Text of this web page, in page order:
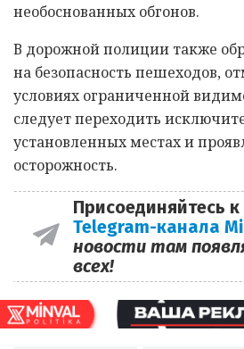
необоснованных обгонов.
В дорожной полиции также
на безопасность пешеходов,
условиях ограниченной
следует переходить
установленных местах и
осторожность.
Присоединяйтесь
Telegram-канала
новости там
всех!